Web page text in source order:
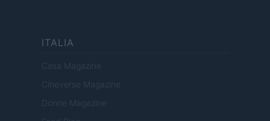
ITALIA
Casa Magazine
Cineverse Magazine
Donne Magazine